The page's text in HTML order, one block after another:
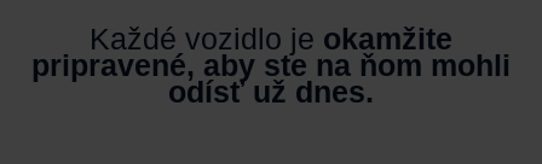
Každé vozidlo je okamžite
pripravené, aby ste na ňom mohli
odísť už dnes.